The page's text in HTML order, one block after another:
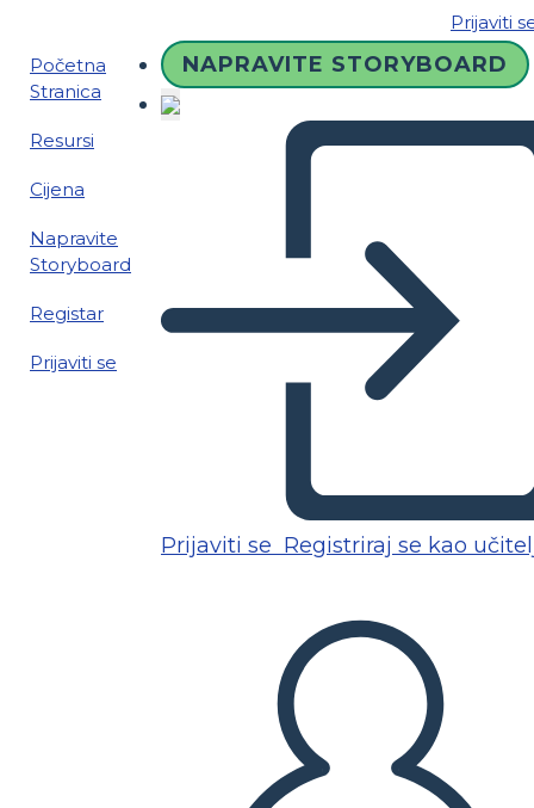
Prijaviti
Početna
Stranica
Resursi
Cijena
Napravite
Storyboard
Registar
Prijaviti se
NAPRAVITE STORYBOARD
Prijaviti se Registriraj se kao